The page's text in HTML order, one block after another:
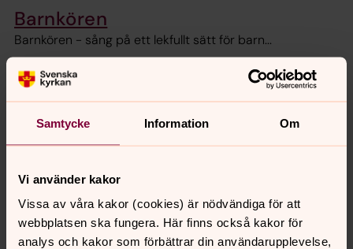
Samtycke Information Om
Vi använder kakor
Vissa av våra kakor (cookies) är nödvändiga för att
webbplatsen ska fungera. Här finns också kakor för
analys och kakor som förbättrar din användarupplevelse,
Barnkören
Barnkören - sång på ett lekfullt sätt för barn...
Espresso
Knistakören
Kyrkans musikskola
Vi är stolta över att ha en musikskola som drivs av vår
församling.